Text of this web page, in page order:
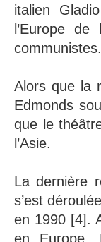
italien
l’Europe
communistes.
Alors que la
Edmonds
que le
l’Asie.
La dernière
s’est
en 1990 [4].
en Europe,